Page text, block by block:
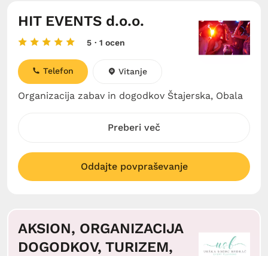
HIT EVENTS d.o.o.
5 · 1 ocen
Organizacija zabav in dogodkov Štajerska, Obala
Telefon Vitanje
Preberi več
Oddajte povpraševanje
AKSION, ORGANIZACIJA
DOGODKOV, TURIZEM,